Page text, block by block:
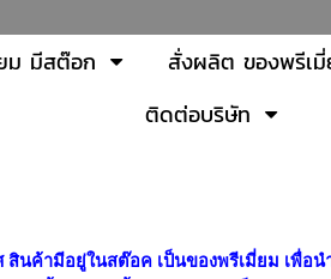
ม มีสต๊อก สั่งผลิต ของพรีเ
ติดต่อบริษัท
นค้ามีอยู่ในสต๊อค เป็นของพรีเมี่ยม เพื่อน